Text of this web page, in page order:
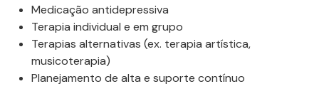
Medicação antidepressiva
Terapia individual e em grupo
Terapias alternativas (ex. terapia artística,
musicoterapia)
Planejamento de alta e suporte contínuo